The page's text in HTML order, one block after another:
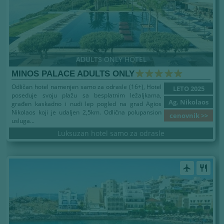
ADULTS ONLY HOTEL
MINOS PALACE ADULTS ONLY
LETO 2025
Ag. Nikolaos
cenovnik >>
Odličan hotel namenjen samo za odrasle (16+), Hotel
poseduje svoju plažu sa besplatnim ležaljkama,
građen kaskadno i nudi lep pogled na grad Agios
Nikolaos koji je udaljen 2,5km. Odlična polupansion
usluga...
Luksuzan hotel samo za odrasle
airplanemode_active restaurant